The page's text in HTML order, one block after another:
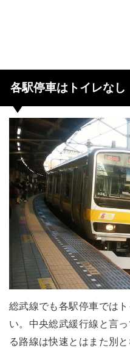
各駅停車はトイレなし
総武線でも各駅停車では
い。中央総武緩行線と言
る路線は快速とはまた別と